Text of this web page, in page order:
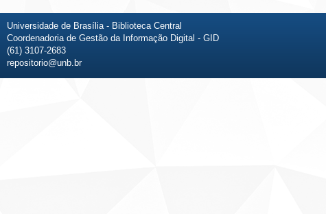
Universidade de Brasília - Biblioteca Central
Coordenadoria de Gestão da Informação Digital - GID
(61) 3107-2683
repositorio@unb.br